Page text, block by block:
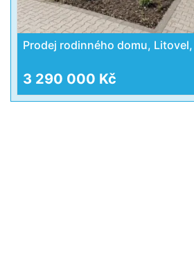
Prodej rodinného domu,
3 290 000 Kč